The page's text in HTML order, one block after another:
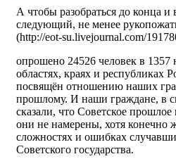
А чтобы разобраться до конца и
следующий, не менее
(http://eot-su.livejournal.com/
опрошено 24526 человек в 1357
областях, краях и республиках
посвящён отношению наших
прошлому. И наши граждане, в
сказали, что Советское
они не намерены, хотя конечно
сложностях и ошибках
Советского государства.